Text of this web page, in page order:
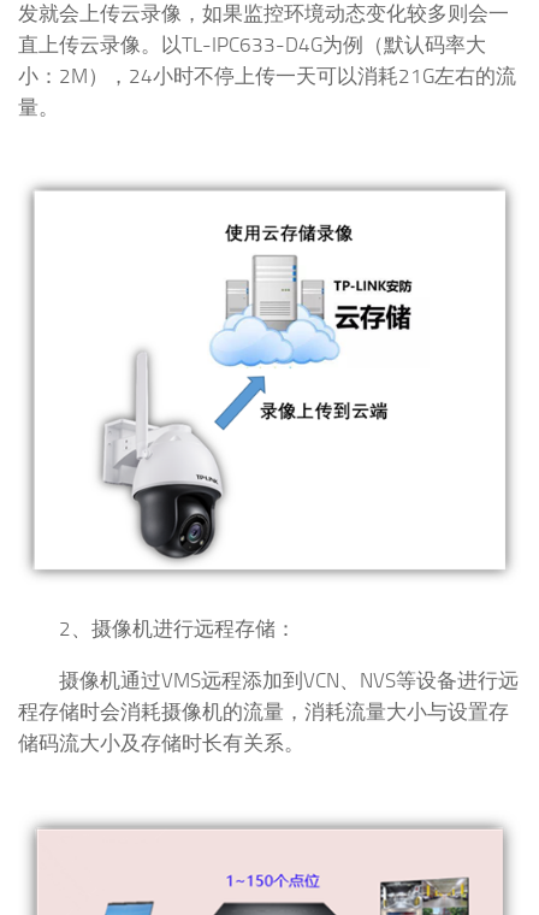
发就会上传云录像，如果监控环境动态变化较多则会一
直上传云录像。以TL-IPC633-D4G为例（默认码率大
小：2M），24小时不停上传一天可以消耗21G左右的流
量。
2、摄像机进行远程存储：
摄像机通过VMS远程添加到VCN、NVS等设备进行远
程存储时会消耗摄像机的流量，消耗流量大小与设置存
储码流大小及存储时长有关系。